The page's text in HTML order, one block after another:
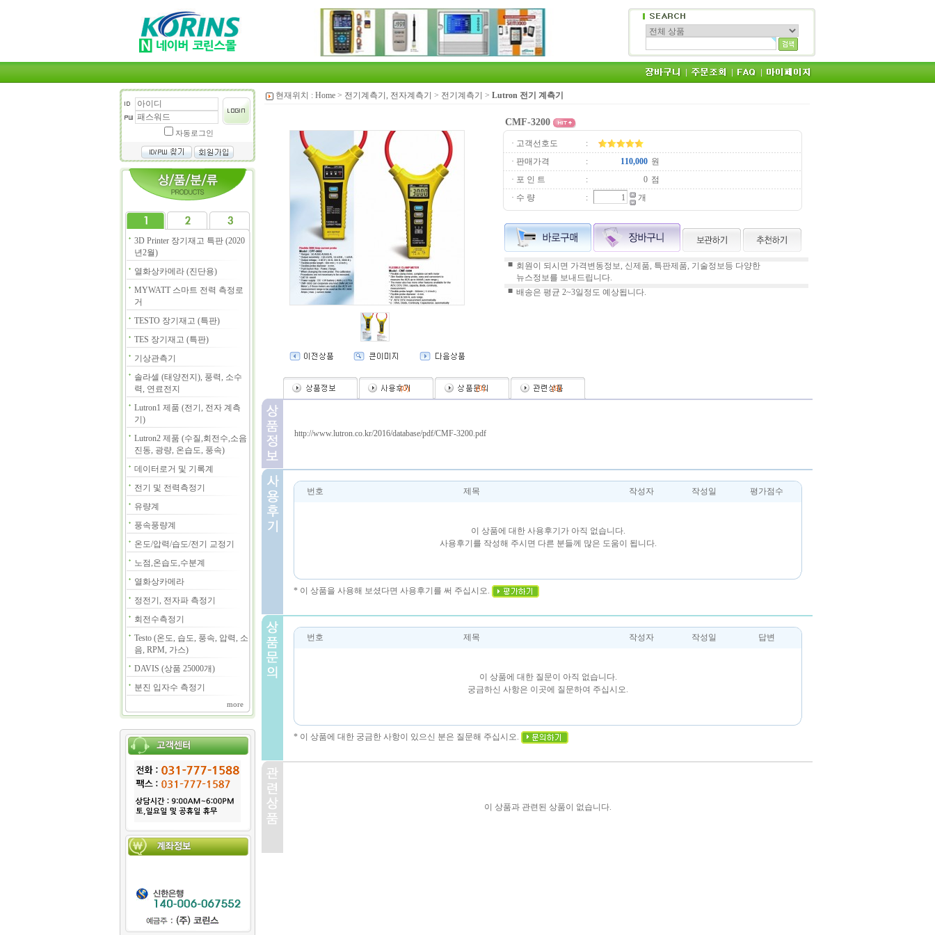
자동로그인
3D Printer 장기재고 특판 (2020
년2월)
열화상카메라 (진단용)
MYWATT 스마트 전력 측정로
거
TESTO 장기재고 (특판)
TES 장기재고 (특판)
기상관측기
솔라셀 (태양전지), 풍력, 소수
력, 연료전지
Lutron1 제품 (전기, 전자 계측
기)
Lutron2 제품 (수질,회전수,소음
진동, 광량, 온습도, 풍속)
데이터로거 및 기록계
전기 및 전력측정기
유량계
풍속풍량계
온도/압력/습도/전기 교정기
노점,온습도,수분계
열화상카메라
정전기, 전자파 측정기
회전수측정기
Testo (온도, 습도, 풍속, 압력, 소
음, RPM, 가스)
DAVIS (상품 25000개)
분진 입자수 측정기
more
현재위치 : Home > 전기계측기, 전자계측기 > 전기계측기 > Lutron 전기 계측기
CMF-3200
· 고객선호도
:
· 판매가격
:
원
· 포 인 트
:
점
· 수 량
: 개
■ 회원이 되시면 가격변동정보, 신제품, 특판제품, 기술정보등 다양한
뉴스정보를 보내드립니다.
■ 배송은 평균 2~3일정도 예상됩니다.
(0) (0) (0)
http://www.lutron.co.kr/2016/database/pdf/CMF-3200.pdf
번호 제목 작성자 작성일 평가점수
이 상품에 대한 사용후기가 아직 없습니다.
사용후기를 작성해 주시면 다른 분들께 많은 도움이 됩니다.
* 이 상품을 사용해 보셨다면 사용후기를 써 주십시오.
번호 제목 작성자 작성일 답변
이 상품에 대한 질문이 아직 없습니다.
궁금하신 사항은 이곳에 질문하여 주십시오.
* 이 상품에 대한 궁금한 사항이 있으신 분은 질문해 주십시오.
이 상품과 관련된 상품이 없습니다.